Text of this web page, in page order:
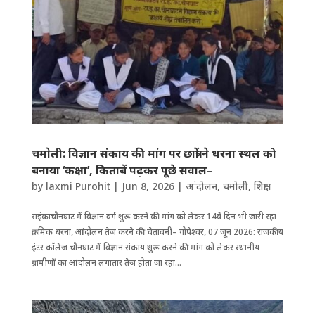
चमाेली: विज्ञान संकाय की मांग पर छात्रों ने धरना स्थल को
बनाया ‘कक्षा’, किताबें पढ़कर पूछे सवाल–
by laxmi Purohit| Jun 8, 2026| आंदोलन, चमोली, शिक्षा
राइंकाचौनघाट में विज्ञान वर्ग शुरू करने की मांग को लेकर 14वें दिन भी जारी रहा
क्रमिक धरना, आंदोलन तेज करने की चेतावनी– गोपेश्वर, 07 जून 2026: राजकीय
इंटर कॉलेज चौनघाट में विज्ञान संकाय शुरू करने की मांग को लेकर स्थानीय
ग्रामीणों का आंदोलन लगातार तेज होता जा रहा...